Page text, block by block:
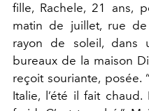
fille, Rachele, 21 ans,
matin de juillet, rue
rayon de soleil, dans
bureaux de la maison
reçoit souriante, posée.
Italie, l’été il fait